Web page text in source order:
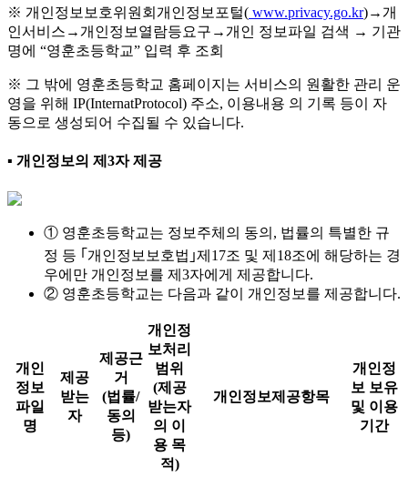
※ 개인정보보호위원회개인정보포털( www.privacy.go.kr)→개
인서비스→개인정보열람등요구→개인 정보파일 검색 → 기관
명에 “영훈초등학교” 입력 후 조회
※ 그 밖에 영훈초등학교 홈페이지는 서비스의 원활한 관리 운
영을 위해 IP(InternatProtocol) 주소, 이용내용 의 기록 등이 자
동으로 생성되어 수집될 수 있습니다.
▪ 개인정보의 제3자 제공
① 영훈초등학교는 정보주체의 동의, 법률의 특별한 규
정 등 ｢개인정보보호법｣제17조 및 제18조에 해당하는 경
우에만 개인정보를 제3자에게 제공합니다.
② 영훈초등학교는 다음과 같이 개인정보를 제공합니다.
개인
정보
파일
명
제공
받는
자
제공근
거
(법률/
동의
등)
개인정
보처리
범위
(제공
받는자
의 이
용 목
적)
개인정보제공항목
개인정
보 보유
및 이용
기간